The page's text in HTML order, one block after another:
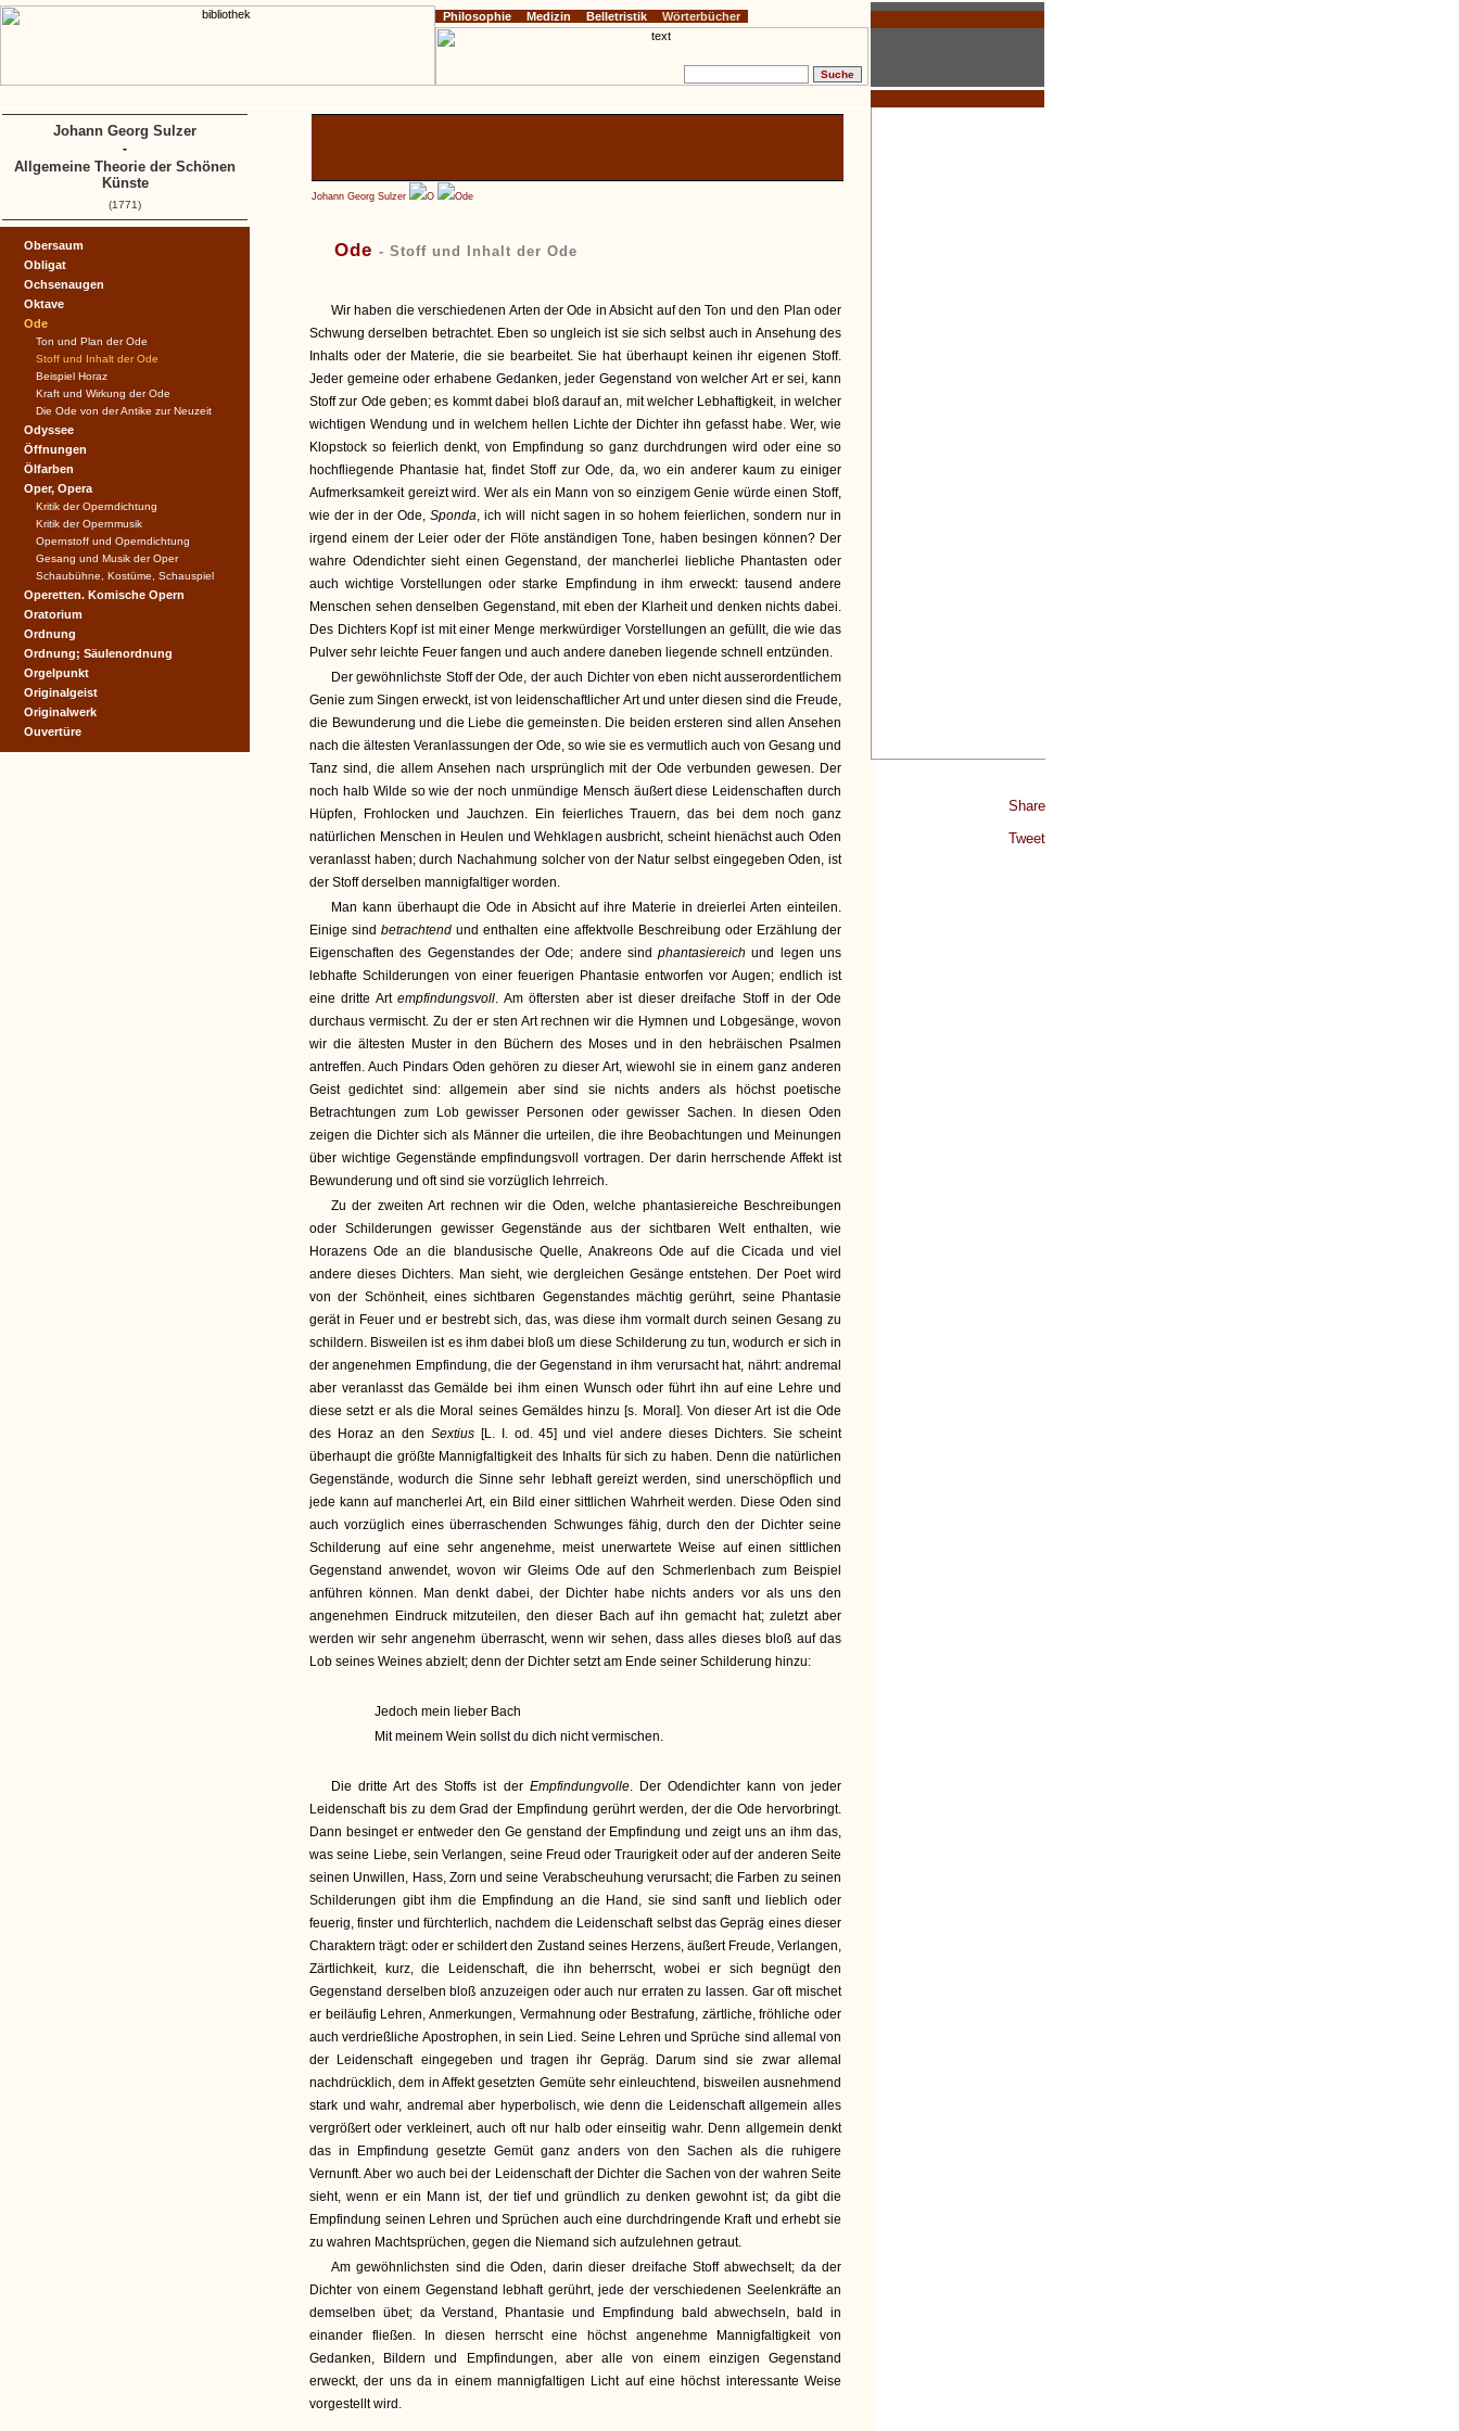
Share
Tweet
Johann Georg Sulzer O Ode
Ode - Stoff und Inhalt der Ode
Wir haben die verschiedenen Arten der Ode in Absicht auf den Ton und den Plan oder
Schwung derselben betrachtet. Eben so ungleich ist sie sich selbst auch in Ansehung des
Inhalts oder der Materie, die sie bearbeitet. Sie hat überhaupt keinen ihr eigenen Stoff.
Jeder gemeine oder erhabene Gedanken, jeder Gegenstand von welcher Art er sei, kann
Stoff zur Ode geben; es kommt dabei bloß darauf an, mit welcher Lebhaftigkeit, in welcher
wichtigen Wendung und in welchem hellen Lichte der Dichter ihn gefasst habe. Wer, wie
Klopstock so feierlich denkt, von Empfindung so ganz durchdrungen wird oder eine so
hochfliegende Phantasie hat, findet Stoff zur Ode, da, wo ein anderer kaum zu einiger
Aufmerksamkeit gereizt wird. Wer als ein Mann von so einzigem Genie würde einen Stoff,
wie der in der Ode,Sponda, ich will nicht sagen in so hohem feierlichen, sondern nur in
irgend einem der Leier oder der Flöte anständigen Tone, haben besingen können? Der
wahre Odendichter sieht einen Gegenstand, der mancherlei liebliche Phantasten oder
auch wichtige Vorstellungen oder starke Empfindung in ihm erweckt: tausend andere
Menschen sehen denselben Gegenstand, mit eben der Klarheit und denken nichts dabei.
Des Dichters Kopf ist mit einer Menge merkwürdiger Vorstellungen an gefüllt, die wie das
Pulver sehr leichte Feuer fangen und auch andere daneben liegende schnell entzünden.
Der gewöhnlichste Stoff der Ode, der auch Dichter von eben nicht ausserordentlichem
Genie zum Singen erweckt, ist von leidenschaftlicher Art und unter diesen sind die Freude,
die Bewunderung und die Liebe die gemeinsten. Die beiden ersteren sind allen Ansehen
nach die ältesten Veranlassungen der Ode, so wie sie es vermutlich auch von Gesang und
Tanz sind, die allem Ansehen nach ursprünglich mit der Ode verbunden gewesen. Der
noch halb Wilde so wie der noch unmündige Mensch äußert diese Leidenschaften durch
Hüpfen, Frohlocken und Jauchzen. Ein feierliches Trauern, das bei dem noch ganz
natürlichen Menschen in Heulen und Wehklagen ausbricht, scheint hienächst auch Oden
veranlasst haben; durch Nachahmung solcher von der Natur selbst eingegeben Oden, ist
der Stoff derselben mannigfaltiger worden.
Man kann überhaupt die Ode in Absicht auf ihre Materie in dreierlei Arten einteilen.
Einige sindbetrachtend und enthalten eine affektvolle Beschreibung oder Erzählung der
Eigenschaften des Gegenstandes der Ode; andere sindphantasiereichund legen uns
lebhafte Schilderungen von einer feuerigen Phantasie entworfen vor Augen; endlich ist
eine dritte Artempfindungsvoll. Am öftersten aber ist dieser dreifache Stoff in der Ode
durchaus vermischt. Zu der er sten Art rechnen wir die Hymnen und Lobgesänge, wovon
wir die ältesten Muster in den Büchern des Moses und in den hebräischen Psalmen
antreffen. Auch Pindars Oden gehören zu dieser Art, wiewohl sie in einem ganz anderen
Geist gedichtet sind: allgemein aber sind sie nichts anders als höchst poetische
Betrachtungen zum Lob gewisser Personen oder gewisser Sachen. In diesen Oden
zeigen die Dichter sich als Männer die urteilen, die ihre Beobachtungen und Meinungen
über wichtige Gegenstände empfindungsvoll vortragen. Der darin herrschende Affekt ist
Bewunderung und oft sind sie vorzüglich lehrreich.
Zu der zweiten Art rechnen wir die Oden, welche phantasiereiche Beschreibungen
oder Schilderungen gewisser Gegenstände aus der sichtbaren Welt enthalten, wie
Horazens Ode an die blandusische Quelle, Anakreons Ode auf die Cicada und viel
andere dieses Dichters. Man sieht, wie dergleichen Gesänge entstehen. Der Poet wird
von der Schönheit, eines sichtbaren Gegenstandes mächtig gerührt, seine Phantasie
gerät in Feuer und er bestrebt sich, das, was diese ihm vormalt durch seinen Gesang zu
schildern. Bisweilen ist es ihm dabei bloß um diese Schilderung zu tun, wodurch er sich in
der angenehmen Empfindung, die der Gegenstand in ihm verursacht hat, nährt: andremal
aber veranlasst das Gemälde bei ihm einen Wunsch oder führt ihn auf eine Lehre und
diese setzt er als die Moral seines Gemäldes hinzu [s. Moral]. Von dieser Art ist die Ode
des Horaz an den Sextius [L. I. od. 45] und viel andere dieses Dichters. Sie scheint
überhaupt die größte Mannigfaltigkeit des Inhalts für sich zu haben. Denn die natürlichen
Gegenstände, wodurch die Sinne sehr lebhaft gereizt werden, sind unerschöpflich und
jede kann auf mancherlei Art, ein Bild einer sittlichen Wahrheit werden. Diese Oden sind
auch vorzüglich eines überraschenden Schwunges fähig, durch den der Dichter seine
Schilderung auf eine sehr angenehme, meist unerwartete Weise auf einen sittlichen
Gegenstand anwendet, wovon wir Gleims Ode auf den Schmerlenbach zum Beispiel
anführen können. Man denkt dabei, der Dichter habe nichts anders vor als uns den
angenehmen Eindruck mitzuteilen, den dieser Bach auf ihn gemacht hat; zuletzt aber
werden wir sehr angenehm überrascht, wenn wir sehen, dass alles dieses bloß auf das
Lob seines Weines abzielt; denn der Dichter setzt am Ende seiner Schilderung hinzu:
Jedoch mein lieber Bach
Mit meinem Wein sollst du dich nicht vermischen.
Die dritte Art des Stoffs ist der Empfindungvolle. Der Odendichter kann von jeder
Leidenschaft bis zu dem Grad der Empfindung gerührt werden, der die Ode hervorbringt.
Dann besinget er entweder den Ge genstand der Empfindung und zeigt uns an ihm das,
was seine Liebe, sein Verlangen, seine Freud oder Traurigkeit oder auf der anderen Seite
seinen Unwillen, Hass, Zorn und seine Verabscheuhung verursacht; die Farben zu seinen
Schilderungen gibt ihm die Empfindung an die Hand, sie sind sanft und lieblich oder
feuerig, finster und fürchterlich, nachdem die Leidenschaft selbst das Gepräg eines dieser
Charaktern trägt: oder er schildert den Zustand seines Herzens, äußert Freude, Verlangen,
Zärtlichkeit, kurz, die Leidenschaft, die ihn beherrscht, wobei er sich begnügt den
Gegenstand derselben bloß anzuzeigen oder auch nur erraten zu lassen. Gar oft mischet
er beiläufig Lehren, Anmerkungen, Vermahnung oder Bestrafung, zärtliche, fröhliche oder
auch verdrießliche Apostrophen, in sein Lied. Seine Lehren und Sprüche sind allemal von
der Leidenschaft eingegeben und tragen ihr Gepräg. Darum sind sie zwar allemal
nachdrücklich, dem in Affekt gesetzten Gemüte sehr einleuchtend, bisweilen ausnehmend
stark und wahr, andremal aber hyperbolisch, wie denn die Leidenschaft allgemein alles
vergrößert oder verkleinert, auch oft nur halb oder einseitig wahr. Denn allgemein denkt
das in Empfindung gesetzte Gemüt ganz anders von den Sachen als die ruhigere
Vernunft. Aber wo auch bei der Leidenschaft der Dichter die Sachen von der wahren Seite
sieht, wenn er ein Mann ist, der tief und gründlich zu denken gewohnt ist; da gibt die
Empfindung seinen Lehren und Sprüchen auch eine durchdringende Kraft und erhebt sie
zu wahren Machtsprüchen, gegen die Niemand sich aufzulehnen getraut.
Am gewöhnlichsten sind die Oden, darin dieser dreifache Stoff abwechselt; da der
Dichter von einem Gegenstand lebhaft gerührt, jede der verschiedenen Seelenkräfte an
demselben übet; da Verstand, Phantasie und Empfindung bald abwechseln, bald in
einander fließen. In diesen herrscht eine höchst angenehme Mannigfaltigkeit von
Gedanken, Bildern und Empfindungen, aber alle von einem einzigen Gegenstand
erweckt, der uns da in einem mannigfaltigen Licht auf eine höchst interessante Weise
vorgestellt wird.
Obersaum
Obligat
Ochsenaugen
Oktave
Ode
Ton und Plan der Ode
Stoff und Inhalt der Ode
Beispiel Horaz
Kraft und Wirkung der Ode
Die Ode von der Antike zur Neuzeit
Odyssee
Öffnungen
Ölfarben
Oper, Opera
Kritik der Operndichtung
Kritik der Opernmusik
Opernstoff und Operndichtung
Gesang und Musik der Oper
Schaubühne, Kostüme, Schauspiel
Operetten. Komische Opern
Oratorium
Ordnung
Ordnung; Säulenordnung
Orgelpunkt
Originalgeist
Originalwerk
Ouvertüre
Philosophie Medizin Belletristik Wörterbücher
Johann Georg Sulzer
-
Allgemeine Theorie der Schönen
Künste
(1771)